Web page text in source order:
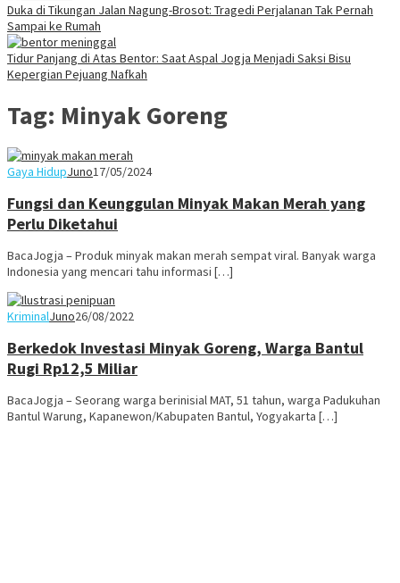
Duka di Tikungan Jalan Nagung-Brosot: Tragedi Perjalanan Tak Pernah
Sampai ke Rumah
Tidur Panjang di Atas Bentor: Saat Aspal Jogja Menjadi Saksi Bisu
Kepergian Pejuang Nafkah
Tag: Minyak Goreng
Gaya HidupJuno17/05/2024
Fungsi dan Keunggulan Minyak Makan Merah yang
Perlu Diketahui
BacaJogja – Produk minyak makan merah sempat viral. Banyak warga
Indonesia yang mencari tahu informasi […]
KriminalJuno26/08/2022
Berkedok Investasi Minyak Goreng, Warga Bantul
Rugi Rp12,5 Miliar
BacaJogja – Seorang warga berinisial MAT, 51 tahun, warga Padukuhan
Bantul Warung, Kapanewon/Kabupaten Bantul, Yogyakarta […]